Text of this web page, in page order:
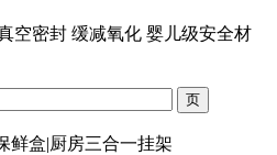
空密封 缓减氧化 婴儿级安全材